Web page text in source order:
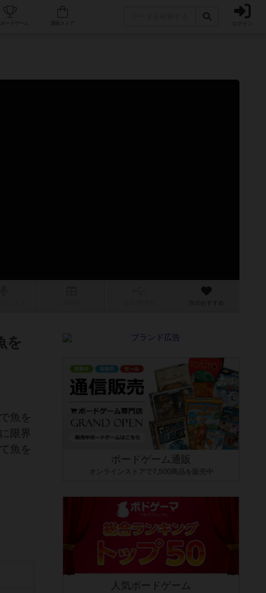
人気ボードゲーム ログイン
次のおすすめ
を
魚を
限界
魚を
ボードゲーム通販
オンラインストアで7,500商品を販売中
人気ボードゲーム